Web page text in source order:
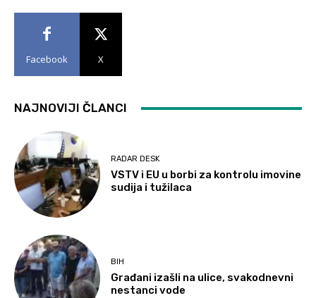
Facebook X
NAJNOVIJI ČLANCI
RADAR DESK
VSTV i EU u borbi za kontrolu imovine
sudija i tužilaca
BIH
Građani izašli na ulice, svakodnevni
nestanci vode